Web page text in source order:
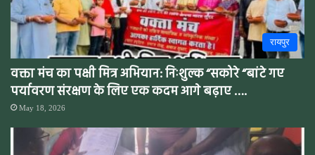
रायपुर
वक्ता मंच का पक्षी मित्र अभियान: निःशुल्क “सकोरे “बांटे गए
पर्यावरण संरक्षण के लिए एक कदम आगे बढ़ाए ….
May 18, 2026